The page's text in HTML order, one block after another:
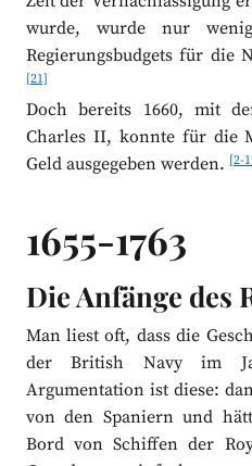
wurde, wurde nur
Regierungsbudgets für die
[21]
Doch bereits 1660, mit
Charles II, konnte für die
Geld ausgegeben werden.[2-
1655-1763
Die Anfänge des
Man liest oft, dass die
der British Navy im
Argumentation ist diese:
von den Spaniern und
Bord von Schiffen der